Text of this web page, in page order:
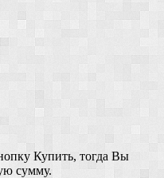
Купить, тогда Вы
сумму.